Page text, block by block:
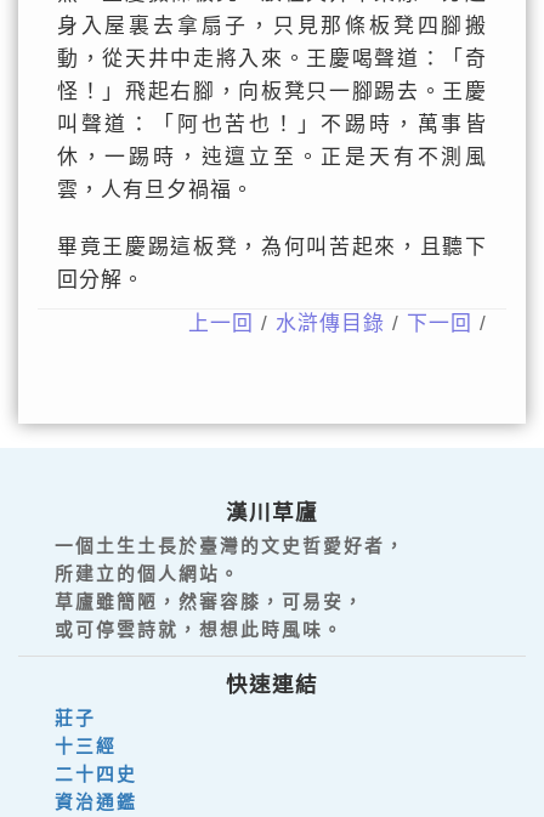
身入屋裏去拿扇子，只見那條板凳四腳搬
動，從天井中走將入來。王慶喝聲道：「奇
怪！」飛起右腳，向板凳只一腳踢去。王慶
叫聲道：「阿也苦也！」不踢時，萬事皆
休，一踢時，迍邅立至。正是天有不測風
雲，人有旦夕禍福。
畢竟王慶踢這板凳，為何叫苦起來，且聽下
回分解。
上一回 / 水滸傳目錄 / 下一回 /
漢川草廬
一個土生土長於臺灣的文史哲愛好者，
所建立的個人網站。
草廬雖簡陋，然審容膝，可易安，
或可停雲詩就，想想此時風味。
快速連結
莊子
十三經
二十四史
資治通鑑